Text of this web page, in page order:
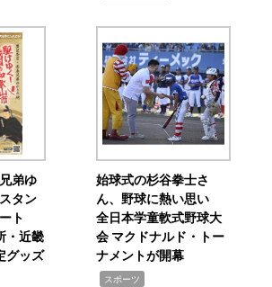
弟ゆ
タン
ート
・近畿
グッズ
始球式の杉谷拳士さ
ん、野球に熱い思い
全日本学童軟式野球大
会 マクドナルド・トー
ナメントが開幕
スポーツ